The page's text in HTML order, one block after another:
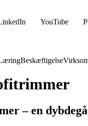
YouTube
Beskæftigelse
– en